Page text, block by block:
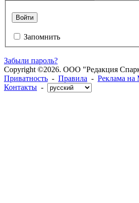
Войти
Запомнить
Забыли пароль?
Copyright ©2026. ООО "Редакция
Приватность - Правила - Реклама на
Контакты -